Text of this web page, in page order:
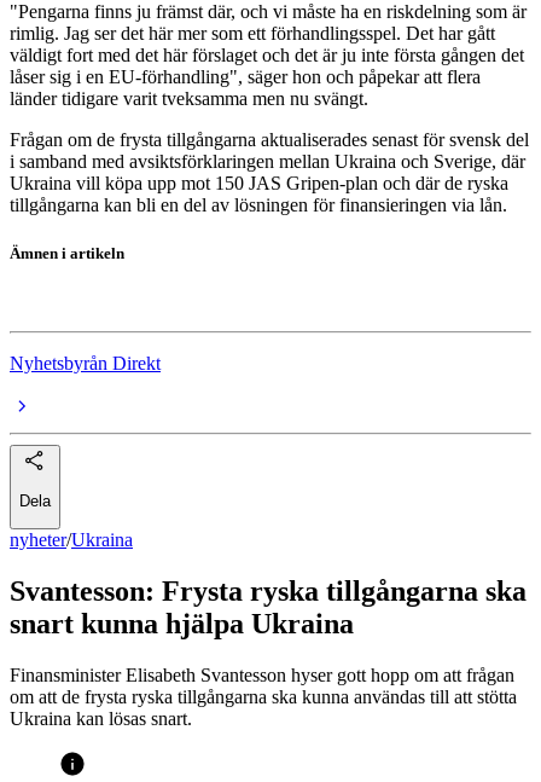
"Pengarna finns ju främst där, och vi måste ha en riskdelning som är
rimlig. Jag ser det här mer som ett förhandlingsspel. Det har gått
väldigt fort med det här förslaget och det är ju inte första gången det
låser sig i en EU-förhandling", säger hon och påpekar att flera
länder tidigare varit tveksamma men nu svängt.
Frågan om de frysta tillgångarna aktualiserades senast för svensk del
i samband med avsiktsförklaringen mellan Ukraina och Sverige, där
Ukraina vill köpa upp mot 150 JAS Gripen-plan och där de ryska
tillgångarna kan bli en del av lösningen för finansieringen via lån.
Ämnen i artikeln
Nyhetsbyrån Direkt
Dela
nyheter/Ukraina
Svantesson: Frysta ryska tillgångarna ska
snart kunna hjälpa Ukraina
Finansminister Elisabeth Svantesson hyser gott hopp om att frågan
om att de frysta ryska tillgångarna ska kunna användas till att stötta
Ukraina kan lösas snart.